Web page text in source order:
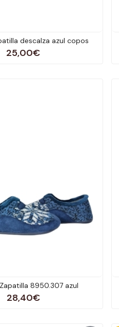
descalza azul copos
25,00€
8950.307 azul
28,40€